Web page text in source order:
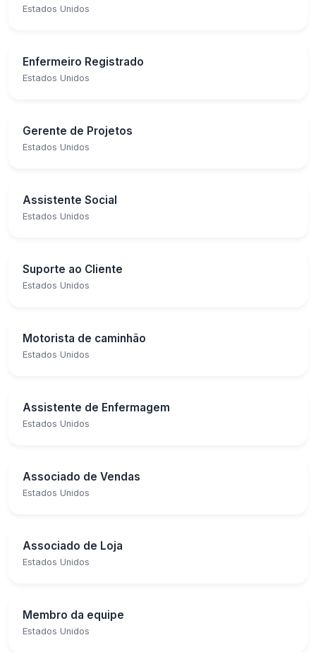
Estados Unidos
Enfermeiro Registrado
Estados Unidos
Gerente de Projetos
Estados Unidos
Assistente Social
Estados Unidos
Suporte ao Cliente
Estados Unidos
Motorista de caminhão
Estados Unidos
Assistente de Enfermagem
Estados Unidos
Associado de Vendas
Estados Unidos
Associado de Loja
Estados Unidos
Membro da equipe
Estados Unidos